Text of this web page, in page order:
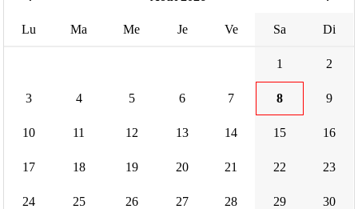
Lu Ma Me Je Ve Sa Di
1 2
3 4 5 6 7 8 9
10 11 12 13 14 15 16
17 18 19 20 21 22 23
24 25 26 27 28 29 30